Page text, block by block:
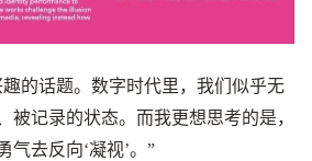
的话题。数字时代里，我们似乎无
被记录的状态。而我更想思考的是，
气去反向‘凝视’。”